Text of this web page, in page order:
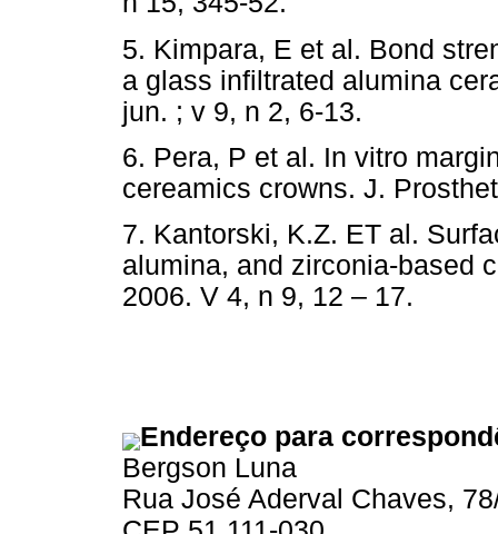
5. Kimpara, E et al. Bond
a glass infiltrated alumina
jun. ; v 9, n 2, 6-13.
6. Pera, P et al. In vitro
cereamics crowns. J.
7. Kantorski, K.Z. ET al.
alumina, and zirconia-based
2006. V 4, n 9, 12 – 17.
Endereço para
Bergson Luna
Rua José Aderval Chaves,